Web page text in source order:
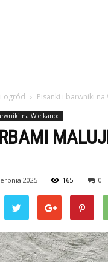
ogród Pisanki i barwniki na
na Wielkanoc
2025 165 0